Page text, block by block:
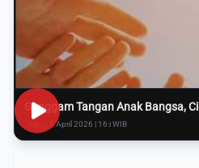
Genggam Tangan Anak Bangsa,
Rabu, 8 April 2026 | 16:i WIB